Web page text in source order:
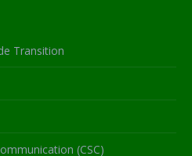
Transition
(CSC)